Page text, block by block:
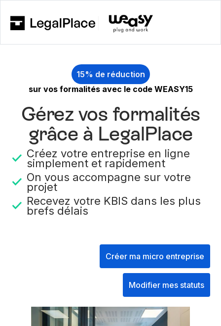
15% de réduction
sur vos formalités avec le code WEASY15
Gérez vos formalités
grâce à LegalPlace
Créez votre entreprise en ligne
simplement et rapidement
On vous accompagne sur votre
projet
Recevez votre KBIS dans les plus
brefs délais
Créer ma micro entreprise
Modifier mes statuts